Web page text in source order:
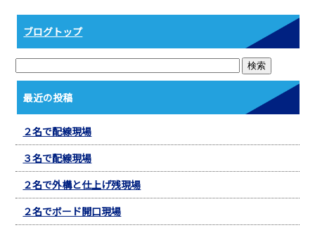
ブログトップ
最近の投稿
２名で配線現場
３名で配線現場
２名で外構と仕上げ残現場
２名でボード開口現場